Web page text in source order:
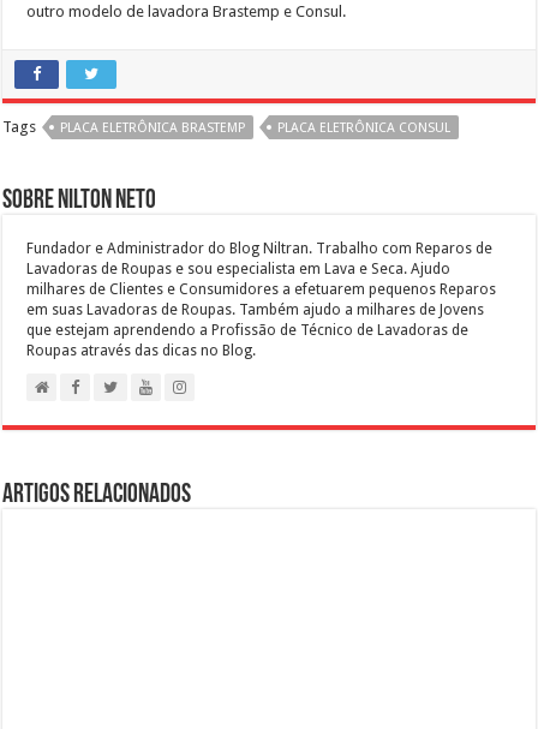
outro modelo de lavadora Brastemp e Consul.
Tags PLACA ELETRÔNICA BRASTEMP PLACA ELETRÔNICA CONSUL
Sobre Nilton Neto
Fundador e Administrador do Blog Niltran. Trabalho com Reparos de
Lavadoras de Roupas e sou especialista em Lava e Seca. Ajudo
milhares de Clientes e Consumidores a efetuarem pequenos Reparos
em suas Lavadoras de Roupas. Também ajudo a milhares de Jovens
que estejam aprendendo a Profissão de Técnico de Lavadoras de
Roupas através das dicas no Blog.
Artigos Relacionados